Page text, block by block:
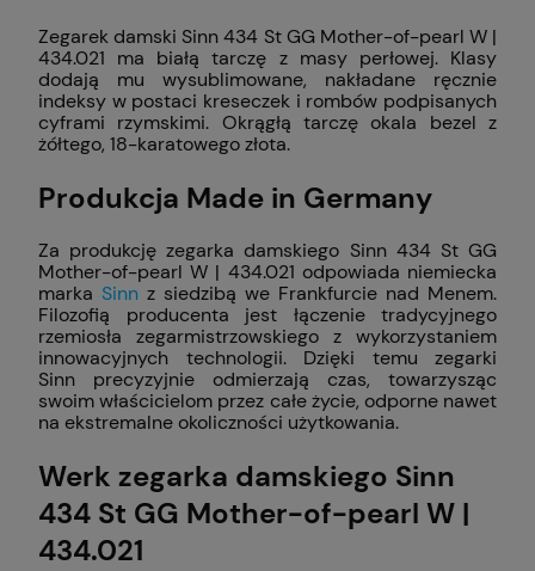
Zegarek damski Sinn 434 St GG Mother-of-pearl W |
434.021 ma białą tarczę z masy perłowej. Klasy
dodają mu wysublimowane, nakładane ręcznie
indeksy w postaci kreseczek i rombów podpisanych
cyframi rzymskimi. Okrągłą tarczę okala bezel z
żółtego, 18-karatowego złota.
Produkcja Made in Germany
Za produkcję zegarka damskiego Sinn 434 St GG
Mother-of-pearl W | 434.021 odpowiada niemiecka
marka Sinn z siedzibą we Frankfurcie nad Menem.
Filozofią producenta jest łączenie tradycyjnego
rzemiosła zegarmistrzowskiego z wykorzystaniem
innowacyjnych technologii. Dzięki temu zegarki
Sinn precyzyjnie odmierzają czas, towarzysząc
swoim właścicielom przez całe życie, odporne nawet
na ekstremalne okoliczności użytkowania.
Werk zegarka damskiego Sinn
434 St GG Mother-of-pearl W |
434.021